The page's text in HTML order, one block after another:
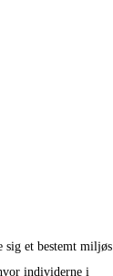
sig et bestemt miljøs
individerne i